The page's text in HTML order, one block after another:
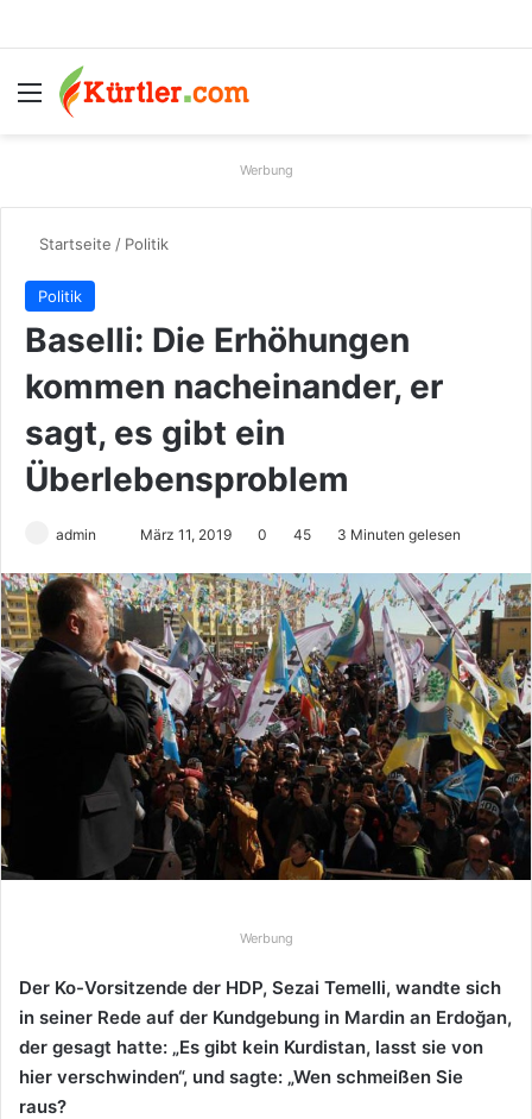
Menü
Werbung
Startseite / Politik
Politik
Baselli: Die Erhöhungen
kommen nacheinander, er
sagt, es gibt ein
Überlebensproblem
admin
n
d
e
u
n
e
E
i
l
März 11, 2019 0 45 3 Minuten gelesen
Werbung
Der Ko-Vorsitzende der HDP, Sezai Temelli, wandte sich
in seiner Rede auf der Kundgebung in Mardin an Erdoğan,
der gesagt hatte: „Es gibt kein Kurdistan, lasst sie von
hier verschwinden“, und sagte: „Wen schmeißen Sie
raus?